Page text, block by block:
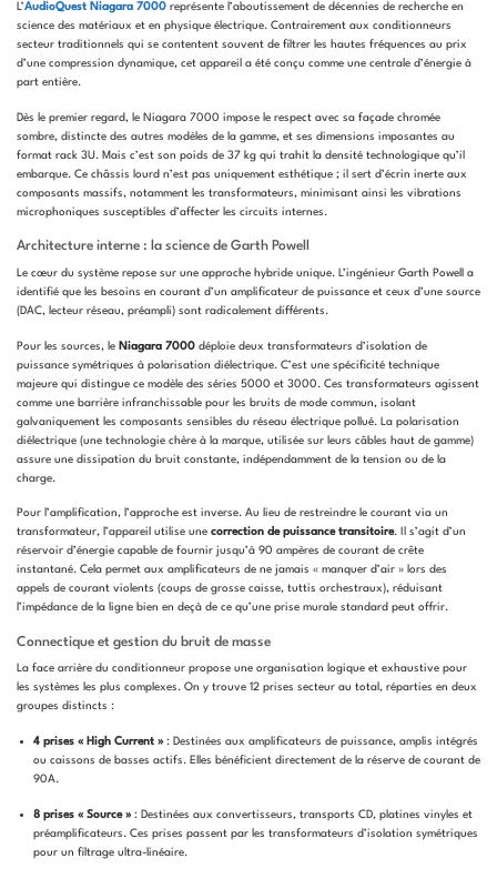
L’AudioQuest Niagara 7000 représente l’aboutissement de décennies de recherche en
science des matériaux et en physique électrique. Contrairement aux conditionneurs
secteur traditionnels qui se contentent souvent de filtrer les hautes fréquences au prix
d’une compression dynamique, cet appareil a été conçu comme une centrale d’énergie à
part entière.
Dès le premier regard, le Niagara 7000 impose le respect avec sa façade chromée
sombre, distincte des autres modèles de la gamme, et ses dimensions imposantes au
format rack 3U. Mais c’est son poids de 37 kg qui trahit la densité technologique qu’il
embarque. Ce châssis lourd n’est pas uniquement esthétique ; il sert d’écrin inerte aux
composants massifs, notamment les transformateurs, minimisant ainsi les vibrations
microphoniques susceptibles d’affecter les circuits internes.
Architecture interne : la science de Garth Powell
Le cœur du système repose sur une approche hybride unique. L’ingénieur Garth Powell a
identifié que les besoins en courant d’un amplificateur de puissance et ceux d’une source
(DAC, lecteur réseau, préampli) sont radicalement différents.
Pour les sources, le Niagara 7000 déploie deux transformateurs d’isolation de
puissance symétriques à polarisation diélectrique. C’est une spécificité technique
majeure qui distingue ce modèle des séries 5000 et 3000. Ces transformateurs agissent
comme une barrière infranchissable pour les bruits de mode commun, isolant
galvaniquement les composants sensibles du réseau électrique pollué. La polarisation
diélectrique (une technologie chère à la marque, utilisée sur leurs câbles haut de gamme)
assure une dissipation du bruit constante, indépendamment de la tension ou de la
charge.
Pour l’amplification, l’approche est inverse. Au lieu de restreindre le courant via un
transformateur, l’appareil utilise une correction de puissance transitoire. Il s’agit d’un
réservoir d’énergie capable de fournir jusqu’à 90 ampères de courant de crête
instantané. Cela permet aux amplificateurs de ne jamais « manquer d’air » lors des
appels de courant violents (coups de grosse caisse, tuttis orchestraux), réduisant
l’impédance de la ligne bien en deçà de ce qu’une prise murale standard peut offrir.
Connectique et gestion du bruit de masse
La face arrière du conditionneur propose une organisation logique et exhaustive pour
les systèmes les plus complexes. On y trouve 12 prises secteur au total, réparties en deux
groupes distincts :
4 prises « High Current »: Destinées aux amplificateurs de puissance, amplis intégrés
ou caissons de basses actifs. Elles bénéficient directement de la réserve de courant de
90A.
8 prises « Source »: Destinées aux convertisseurs, transports CD, platines vinyles et
préamplificateurs. Ces prises passent par les transformateurs d’isolation symétriques
pour un filtrage ultra-linéaire.